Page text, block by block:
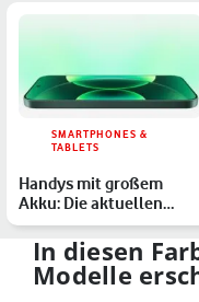
SMARTPHONES &
TABLETS
Handys mit großem
Akku: Die aktuellen
Modelle im Überblick
In diesen
Modelle